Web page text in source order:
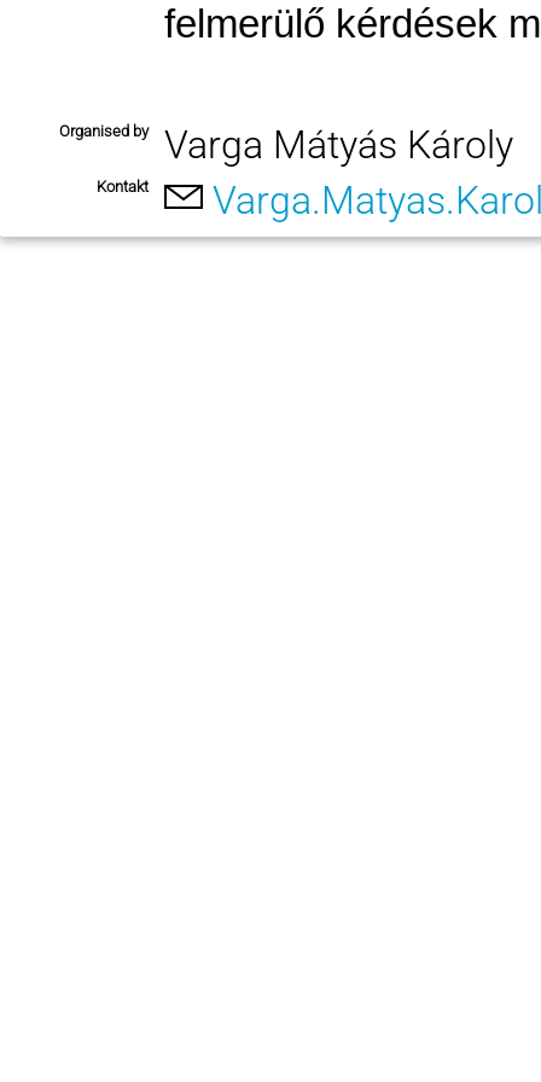
felmerülő kérdések
Organised by Varga Mátyás Károly
Kontakt